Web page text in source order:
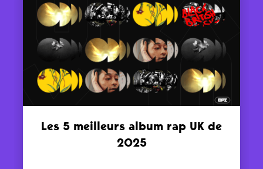
Les 5 meilleurs album rap UK de
2025